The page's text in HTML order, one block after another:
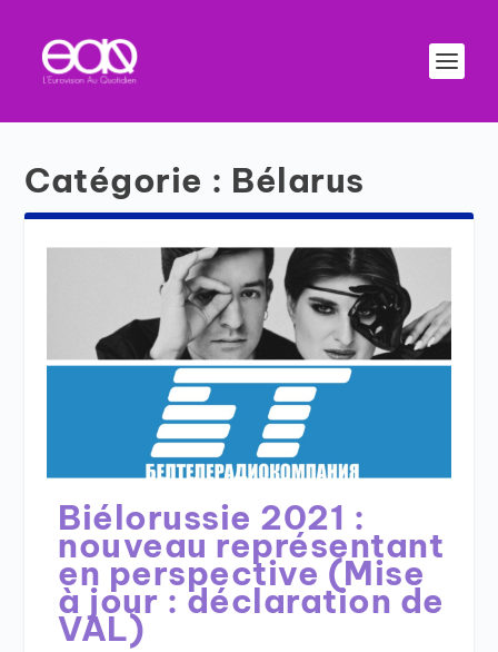
Catégorie : Bélarus
Biélorussie 2021 :
nouveau représentant
en perspective (Mise
à jour : déclaration de
VAL)